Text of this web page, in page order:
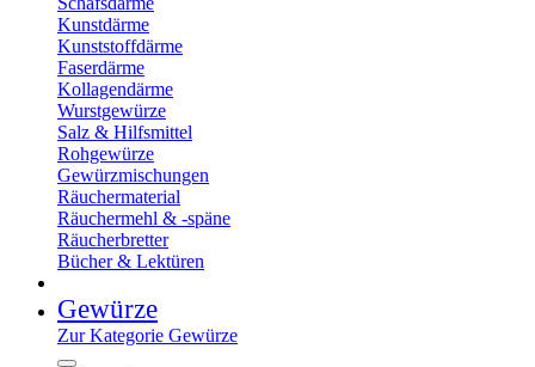
Kunstdärme
Kunststoffdärme
Faserdärme
Kollagendärme
Wurstgewürze
Salz & Hilfsmittel
Rohgewürze
Gewürzmischungen
Räuchermaterial
Räuchermehl & -späne
Räucherbretter
Bücher & Lektüren
Gewürze
Zur Kategorie Gewürze